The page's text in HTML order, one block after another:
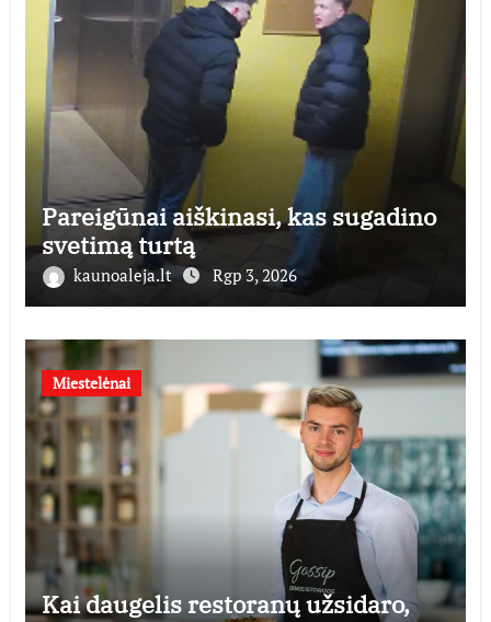
Pareigūnai aiškinasi, kas sugadino
svetimą turtą
kaunoaleja.lt Rgp 3, 2026
Miestelėnai
Kai daugelis restoranų užsidaro,